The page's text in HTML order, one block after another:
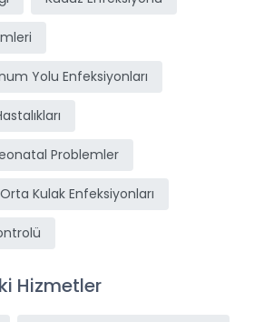
Yolu Enfeksiyonları
Problemler
Kulak Enfeksiyonları
Hizmetler